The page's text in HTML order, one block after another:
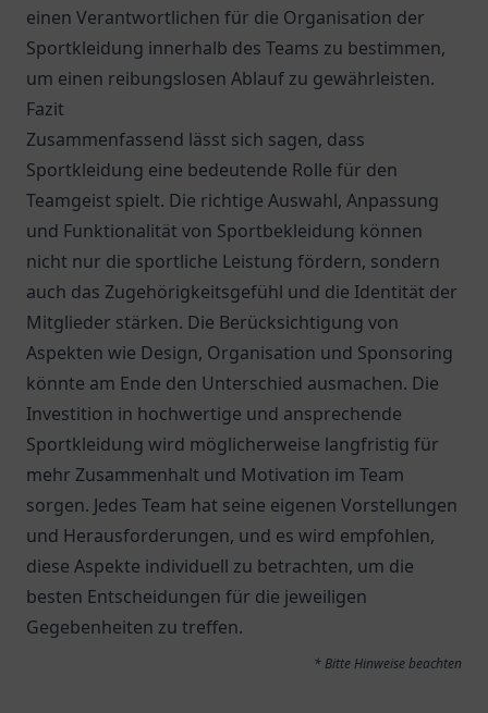
einen Verantwortlichen für die Organisation der
Sportkleidung innerhalb des Teams zu bestimmen,
um einen reibungslosen Ablauf zu gewährleisten.
Fazit
Zusammenfassend lässt sich sagen, dass
Sportkleidung eine bedeutende Rolle für den
Teamgeist spielt. Die richtige Auswahl, Anpassung
und Funktionalität von Sportbekleidung können
nicht nur die sportliche Leistung fördern, sondern
auch das Zugehörigkeitsgefühl und die Identität der
Mitglieder stärken. Die Berücksichtigung von
Aspekten wie Design, Organisation und Sponsoring
könnte am Ende den Unterschied ausmachen. Die
Investition in hochwertige und ansprechende
Sportkleidung wird möglicherweise langfristig für
mehr Zusammenhalt und Motivation im Team
sorgen. Jedes Team hat seine eigenen Vorstellungen
und Herausforderungen, und es wird empfohlen,
diese Aspekte individuell zu betrachten, um die
besten Entscheidungen für die jeweiligen
Gegebenheiten zu treffen.
* Bitte Hinweise beachten